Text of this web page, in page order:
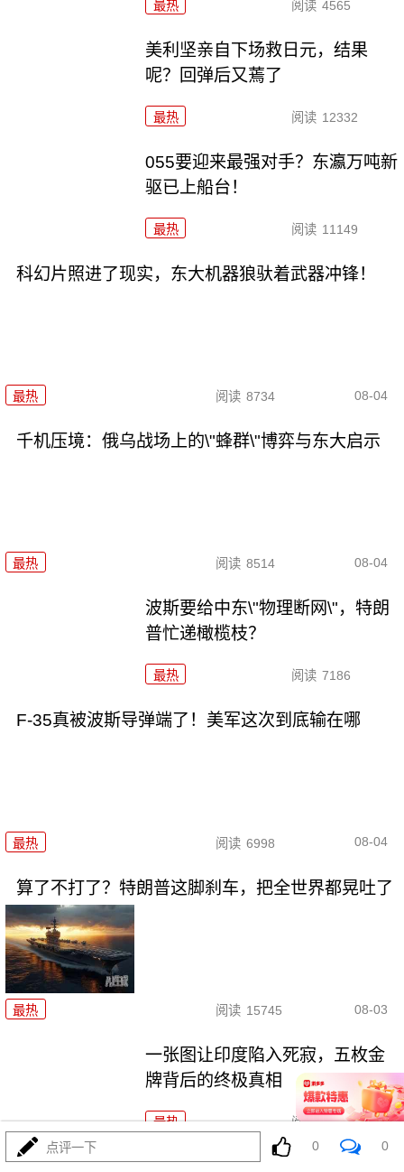
最热 阅读 4565
美利坚亲自下场救日元，结果
呢？回弹后又蔫了
最热 阅读 12332
055要迎来最强对手？东瀛万吨新
驱已上船台！
最热 阅读 11149
科幻片照进了现实，东大机器狼驮着武器冲锋！
最热 阅读 8734 08-04
千机压境：俄乌战场上的\"蜂群\"博弈与东大启示
最热 阅读 8514 08-04
波斯要给中东\"物理断网\"，特朗
普忙递橄榄枝？
最热 阅读 7186
F-35真被波斯导弹端了！美军这次到底输在哪
最热 阅读 6998 08-04
算了不打了？特朗普这脚刹车，把全世界都晃吐了
最热 阅读 15745 08-03
一张图让印度陷入死寂，五枚金
牌背后的终极真相
最热 阅读 10949
上将一封信捅破天！美军五艘驱逐舰要盖三口锅！
点评一下 0 0